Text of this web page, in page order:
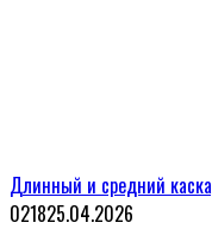
Длинный и средний
021825.04.2026